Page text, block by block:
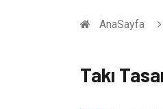
AnaSayfa
Takı